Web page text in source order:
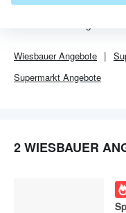
WiesbauerAngebote
Supermarkt Angebote
2 WIESBAUER